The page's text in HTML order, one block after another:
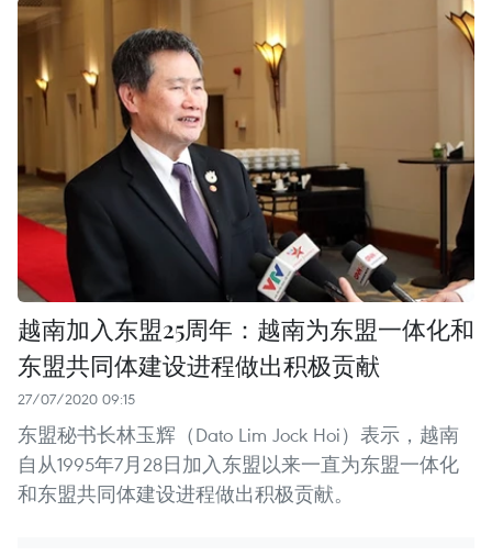
越南加入东盟25周年：越南为东盟一体化和
东盟共同体建设进程做出积极贡献
27/07/2020 09:15
东盟秘书长林玉辉（Dato Lim Jock Hoi）表示，越南
自从1995年7月28日加入东盟以来一直为东盟一体化
和东盟共同体建设进程做出积极贡献。